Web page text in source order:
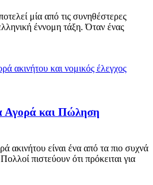
μία από τις συνηθέστερες
έννομη τάξη. Όταν ένας
Αγορά και Πώληση
ακινήτου είναι ένα από τα πιο συχνά
πιστεύουν ότι πρόκειται για